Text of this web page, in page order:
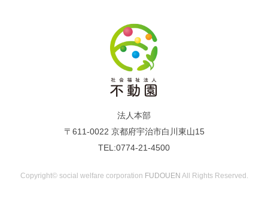
法人本部
〒611-0022 京都府宇治市白川東山15
TEL:0774-21-4500
Copyright© social welfare corporation FUDOUEN All Rights Reserved.